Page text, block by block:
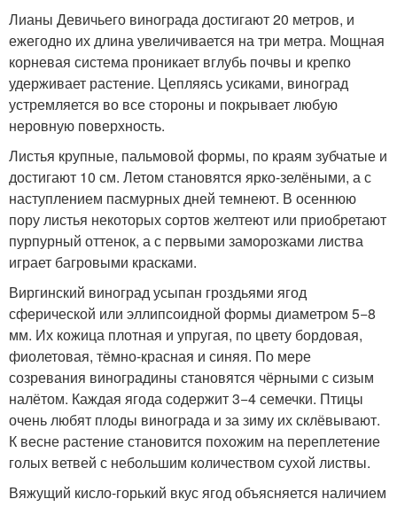
Лианы Девичьего винограда достигают 20 метров, и
ежегодно их длина увеличивается на три метра. Мощная
корневая система проникает вглубь почвы и крепко
удерживает растение. Цепляясь усиками, виноград
устремляется во все стороны и покрывает любую
неровную поверхность.
Листья крупные, пальмовой формы, по краям зубчатые и
достигают 10 см. Летом становятся ярко-зелёными, а с
наступлением пасмурных дней темнеют. В осеннюю
пору листья некоторых сортов желтеют или приобретают
пурпурный оттенок, а с первыми заморозками листва
играет багровыми красками.
Виргинский виноград усыпан гроздьями ягод
сферической или эллипсоидной формы диаметром 5−8
мм. Их кожица плотная и упругая, по цвету бордовая,
фиолетовая, тёмно-красная и синяя. По мере
созревания виноградины становятся чёрными с сизым
налётом. Каждая ягода содержит 3−4 семечки. Птицы
очень любят плоды винограда и за зиму их склёвывают.
К весне растение становится похожим на переплетение
голых ветвей с небольшим количеством сухой листвы.
Вяжущий кисло-горький вкус ягод объясняется наличием